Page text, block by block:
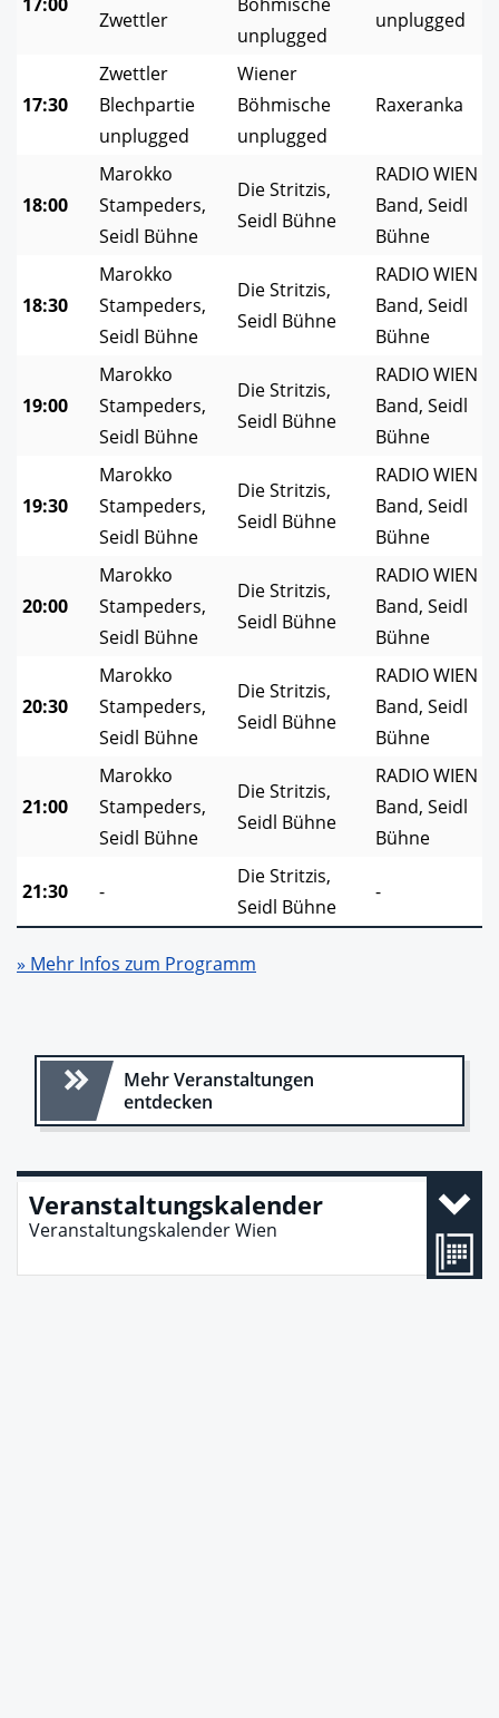
Zwettler
unplugged
unplugged
17:30
Zwettler
Blechpartie
unplugged
Wiener
Böhmische
unplugged
Raxeranka
18:00
Marokko
Stampeders,
Seidl Bühne
Die Stritzis,
Seidl Bühne
RADIO WIEN
Band, Seidl
Bühne
18:30
Marokko
Stampeders,
Seidl Bühne
Die Stritzis,
Seidl Bühne
RADIO WIEN
Band, Seidl
Bühne
19:00
Marokko
Stampeders,
Seidl Bühne
Die Stritzis,
Seidl Bühne
RADIO WIEN
Band, Seidl
Bühne
19:30
Marokko
Stampeders,
Seidl Bühne
Die Stritzis,
Seidl Bühne
RADIO WIEN
Band, Seidl
Bühne
20:00
Marokko
Stampeders,
Seidl Bühne
Die Stritzis,
Seidl Bühne
RADIO WIEN
Band, Seidl
Bühne
20:30
Marokko
Stampeders,
Seidl Bühne
Die Stritzis,
Seidl Bühne
RADIO WIEN
Band, Seidl
Bühne
21:00
Marokko
Stampeders,
Seidl Bühne
Die Stritzis,
Seidl Bühne
RADIO WIEN
Band, Seidl
Bühne
21:30 -
Die Stritzis,
Seidl Bühne
-
» Mehr Infos zum Programm
Mehr Veranstaltungen
entdecken
Veranstaltungskalender
Veranstaltungskalender Wien